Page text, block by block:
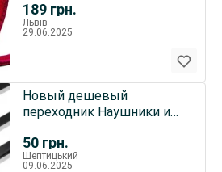
189 грн.
Львів
29.06.2025
50 грн.
Новый дешевый
переходник Наушники и
телефон
Шептицький
09.06.2025